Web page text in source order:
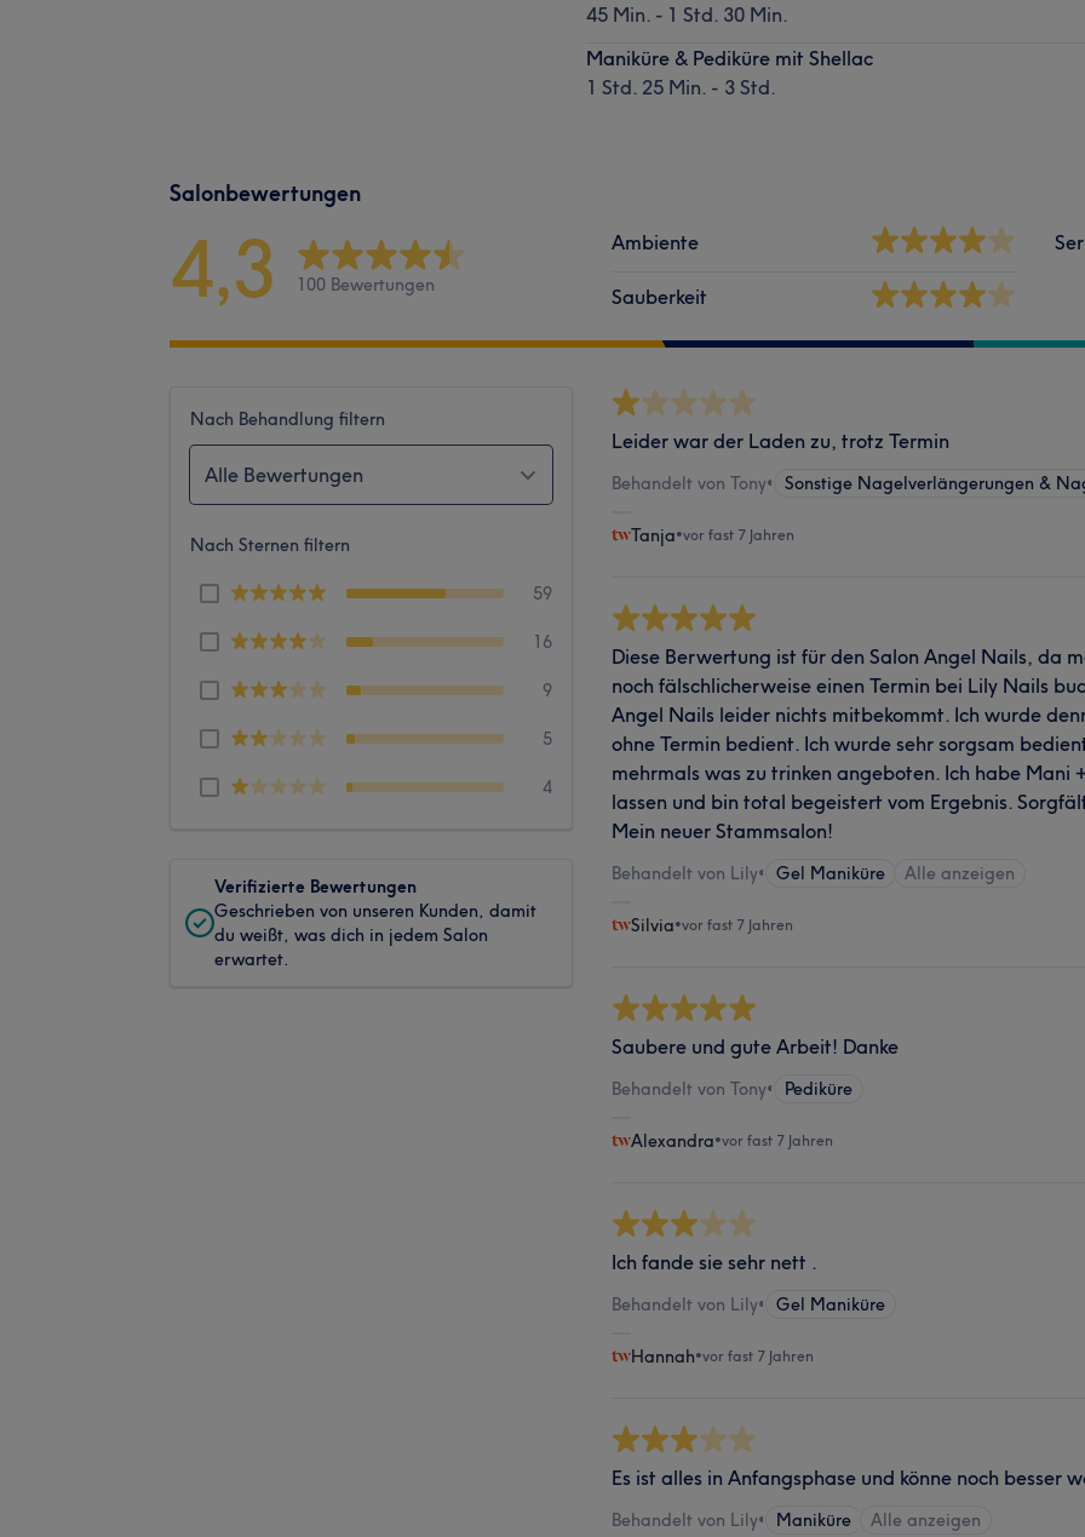
45 Min. - 1 Std. 30 Min.
Maniküre & Pediküre mit Shellac
1 Std. 25 Min. - 3 Std.
Salonbewertungen
4,3 100 Bewertungen
Ambiente
Sauberkeit
Nach Behandlung filtern
Alle Bewertungen
Nach Sternen filtern
59
16
9
5
4
Verifizierte Bewertungen
Geschrieben von unseren Kunden, damit
du weißt, was dich in jedem Salon
erwartet.
Leider war der Laden zu, trotz Termin
Behandelt von Tony• Sonstige Nagelverlängerungen &
Tanja•vor fast 7 Jahren
Diese Berwertung ist für den Salon Angel Nails, da
noch fälschlicherweise einen Termin bei Lily Nails
Angel Nails leider nichts mitbekommt. Ich wurde
ohne Termin bedient. Ich wurde sehr sorgsam
mehrmals was zu trinken angeboten. Ich habe Mani
lassen und bin total begeistert vom Ergebnis.
Mein neuer Stammsalon!
Behandelt von Lily• Gel Maniküre Alle anzeigen
Silvia•vor fast 7 Jahren
Saubere und gute Arbeit! Danke
Behandelt von Tony• Pediküre
Alexandra•vor fast 7 Jahren
Ich fande sie sehr nett .
Behandelt von Lily• Gel Maniküre
Hannah•vor fast 7 Jahren
Es ist alles in Anfangsphase und könne noch besser
Behandelt von Lily• Maniküre Alle anzeigen